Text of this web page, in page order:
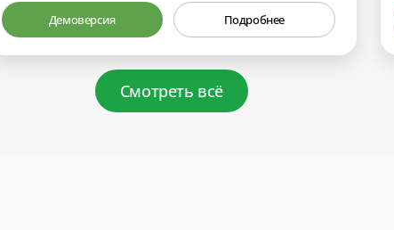
Демоверсия Подробнее
Смотреть всё